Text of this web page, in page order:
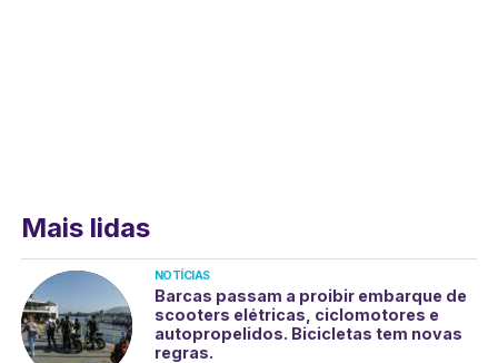
Mais lidas
NOTÍCIAS
Barcas passam a proibir embarque de
scooters elétricas, ciclomotores e
autopropelidos. Bicicletas tem novas
regras.